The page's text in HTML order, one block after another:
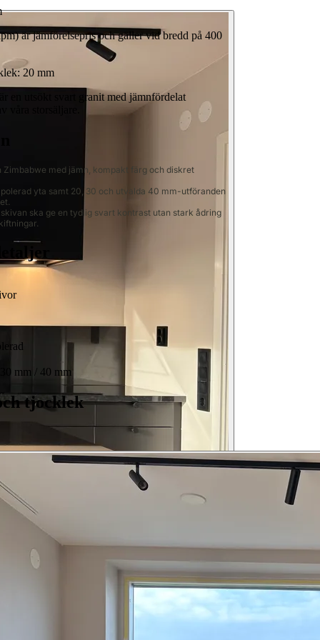
är jämförelsepris och gäller vid bredd på 400
20 mm
en utsökt svart granit med jämnfördelat
Zimbabwe med jämn, kompakt färg och diskret
yta samt 20, 30 och utvalda 40 mm-utföranden
ska ge en tydlig svart kontrast utan stark ådring
mm / 40 mm
tjocklek